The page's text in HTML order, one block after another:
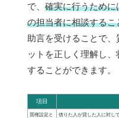
で、 確実に行うため
の担当者に相談する
助言を受けることで、
ットを正しく理解し
することができます。
項目
質権設定と
借りた人が貸した人に対し